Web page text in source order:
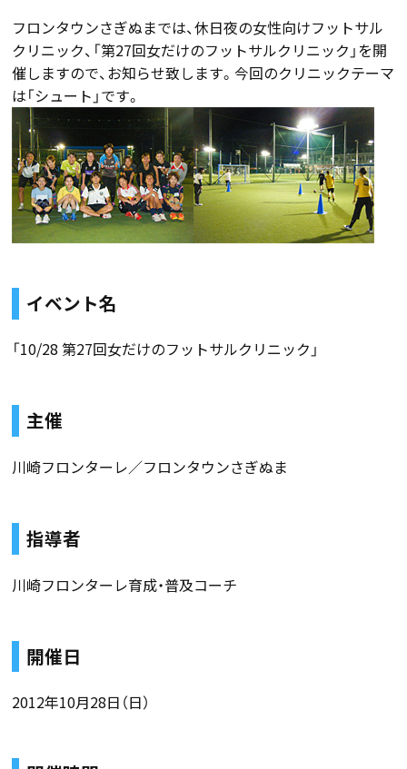
フロンタウンさぎぬまでは、休日夜の女性向けフットサル
クリニック、「第27回女だけのフットサルクリニック」を開
催しますので、お知らせ致します。今回のクリニックテーマ
は「シュート」です。
イベント名
「10/28 第27回女だけのフットサルクリニック」
主催
川崎フロンターレ／フロンタウンさぎぬま
指導者
川崎フロンターレ育成・普及コーチ
開催日
2012年10月28日（日）